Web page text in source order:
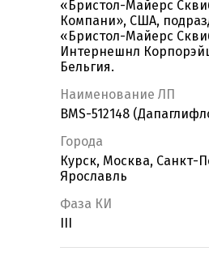
«Бристол-Майерс
Компани», США,
«Бристол-Майерс
Интернешнл
Бельгия.
Наименование ЛП
BMS-512148
Города
Курск, Москва, Санкт-
Ярославль
Фаза КИ